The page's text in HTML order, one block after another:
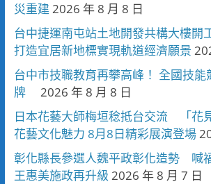
災重建 2026 年 8 月 8 日
台中捷運南屯站土地開發共構大樓開
打造宜居新地標實現軌道經濟願景
台中市技職教育再攀高峰！ 全國技
牌
2026 年 8 月 8 日
日本花藝大師梅垣稔抵台交流 「花
花藝文化魅力 8月8日精彩展演登場
彰化縣長參選人魏平政彰化造勢 喊
王惠美施政再升級 2026 年 8 月 7 日